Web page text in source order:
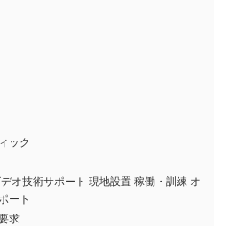
ック
オ技術サポート 現地設置 稼働・訓練 オ
ート
求